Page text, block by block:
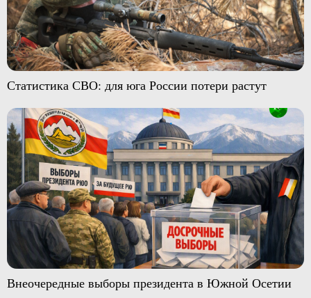
Статистика СВО: для юга России потери растут
Внеочередные выборы президента в Южной Осетии